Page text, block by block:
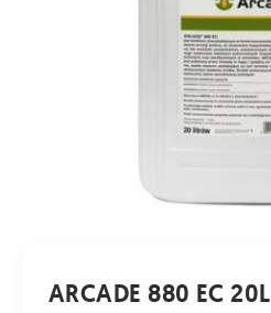
ARCADE 880 EC 20L